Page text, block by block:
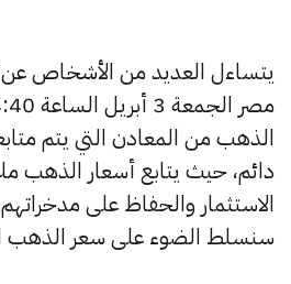
يتساءل العديد من الأشخاص عن
الذهب من المعادن التي يتم
دائم، حيث يتابع أسعار الذهب
الاستثمار والحفاظ على
سنسلط الضوء على سعر الذهب